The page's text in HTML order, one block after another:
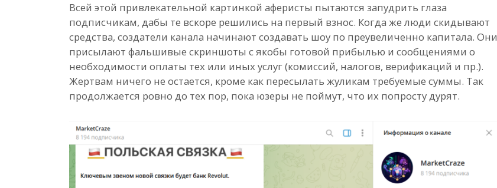
Всей этой привлекательной картинкой аферисты пытаются запудрить глаза
подписчикам, дабы те вскоре решились на первый взнос. Когда же люди скидывают
средства, создатели канала начинают создавать шоу по преувеличенно капитала. Они
присылают фальшивые скриншоты с якобы готовой прибылью и сообщениями о
необходимости оплаты тех или иных услуг (комиссий, налогов, верификаций и пр.).
Жертвам ничего не остается, кроме как пересылать жуликам требуемые суммы. Так
продолжается ровно до тех пор, пока юзеры не поймут, что их попросту дурят.